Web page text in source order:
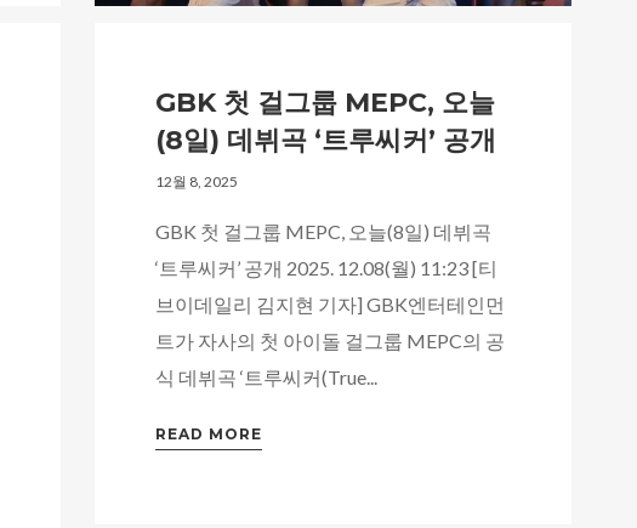
Follow Us
GBK 첫 걸그룹 MEPC, 오늘
(8일) 데뷔곡 ‘트루씨커’ 공개
12월 8, 2025
GBK 첫 걸그룹 MEPC, 오늘(8일) 데뷔곡
‘트루씨커’ 공개 2025. 12.08(월) 11:23 [티
브이데일리 김지현 기자] GBK엔터테인먼
트가 자사의 첫 아이돌 걸그룹 MEPC의 공
식 데뷔곡 ‘트루씨커(True...
READ MORE